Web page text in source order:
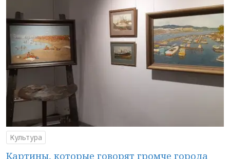
Культура
Картины, которые говорят громче города